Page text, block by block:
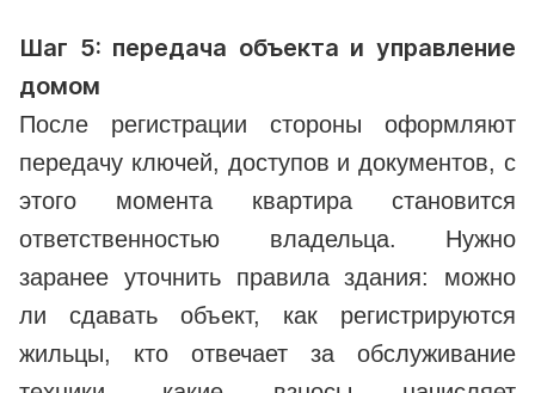
Шаг 5: передача объекта и управление
домом
После регистрации стороны оформляют
передачу ключей, доступов и документов, с
этого момента квартира становится
ответственностью владельца. Нужно
заранее уточнить правила здания: можно
ли сдавать объект, как регистрируются
жильцы, кто отвечает за обслуживание